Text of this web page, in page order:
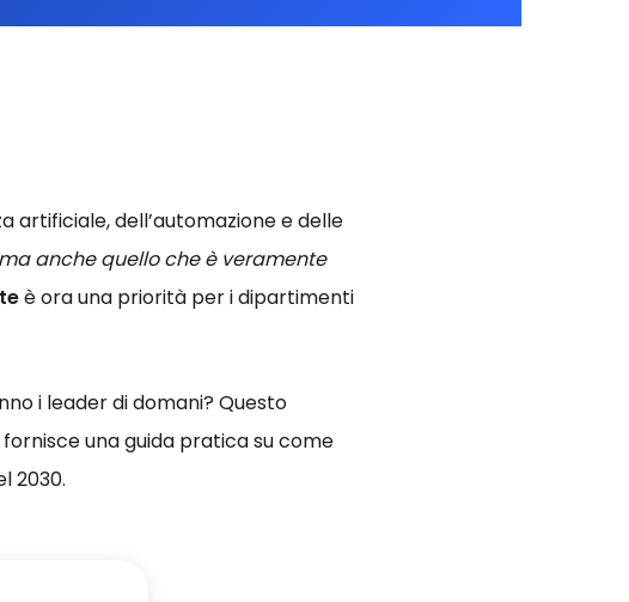
artificiale, dell’automazione e delle
ma anche quello che è veramente
è ora una priorità per i dipartimenti
i leader di domani? Questo
una guida pratica su come
2030.